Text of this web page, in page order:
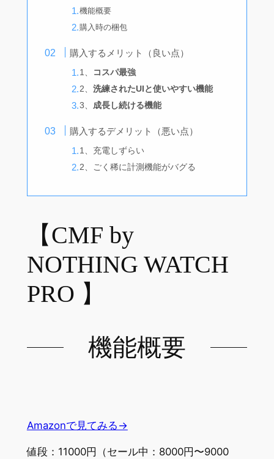
機能概要
購入時の梱包
購入するメリット（良い点）
1、
コスパ最強
2、洗練されたUIと使いやすい機能
3、 成長し続ける機能
購入するデメリット（悪い点）
1、充電しずらい
2、ごく稀に計測機能がバグる
【CMF by
NOTHING WATCH
PRO 】
機能概要
Amazonで見てみる→
値段：11000円（セール中：8000円〜9000